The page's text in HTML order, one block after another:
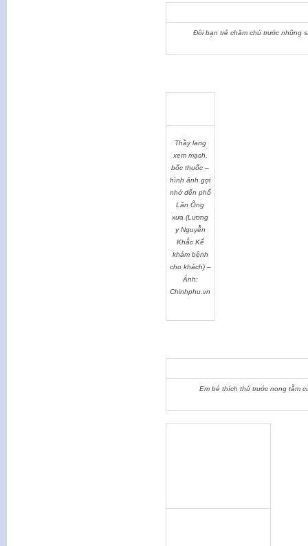
Đôi bạn trẻ chăm chú trước những
Thầy lang
xem mạch,
bốc thuốc –
hình ảnh gợi
nhớ đến phố
Lãn Ông
xưa (Lương
y Nguyễn
Khắc Kế
khám bệnh
cho khách) –
Ảnh:
Chinhphu.vn
Em bé thích thú trước nong tằm